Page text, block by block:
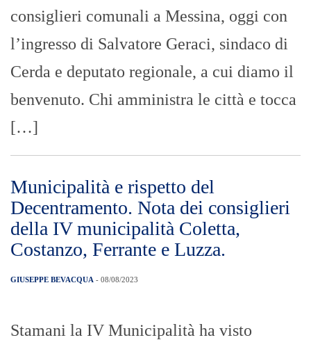
consiglieri comunali a Messina, oggi con
l’ingresso di Salvatore Geraci, sindaco di
Cerda e deputato regionale, a cui diamo il
benvenuto. Chi amministra le città e tocca
[…]
Municipalità e rispetto del
Decentramento. Nota dei consiglieri
della IV municipalità Coletta,
Costanzo, Ferrante e Luzza.
GIUSEPPE BEVACQUA - 08/08/2023
Stamani la IV Municipalità ha visto